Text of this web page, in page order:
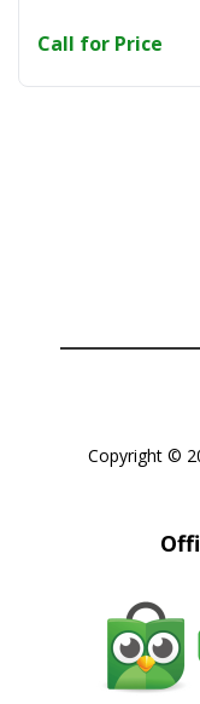
Call for Price
Copyright ©